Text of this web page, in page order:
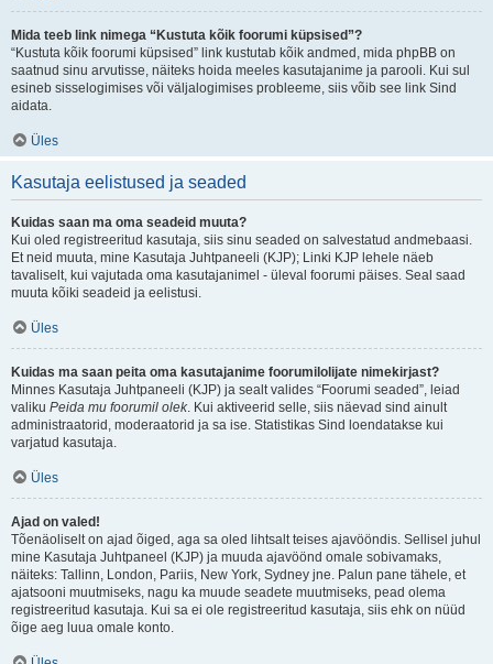
Mida teeb link nimega “Kustuta kõik foorumi küpsised”?
“Kustuta kõik foorumi küpsised” link kustutab kõik andmed, mida phpBB on
saatnud sinu arvutisse, näiteks hoida meeles kasutajanime ja parooli. Kui sul
esineb sisselogimises või väljalogimises probleeme, siis võib see link Sind
aidata.
Üles
Kasutaja eelistused ja seaded
Kuidas saan ma oma seadeid muuta?
Kui oled registreeritud kasutaja, siis sinu seaded on salvestatud andmebaasi.
Et neid muuta, mine Kasutaja Juhtpaneeli (KJP); Linki KJP lehele näeb
tavaliselt, kui vajutada oma kasutajanimel - üleval foorumi päises. Seal saad
muuta kõiki seadeid ja eelistusi.
Üles
Kuidas ma saan peita oma kasutajanime foorumilolijate nimekirjast?
Minnes Kasutaja Juhtpaneeli (KJP) ja sealt valides “Foorumi seaded”, leiad
valiku Peida mu foorumil olek. Kui aktiveerid selle, siis näevad sind ainult
administraatorid, moderaatorid ja sa ise. Statistikas Sind loendatakse kui
varjatud kasutaja.
Üles
Ajad on valed!
Tõenäoliselt on ajad õiged, aga sa oled lihtsalt teises ajavööndis. Sellisel juhul
mine Kasutaja Juhtpaneel (KJP) ja muuda ajavöönd omale sobivamaks,
näiteks: Tallinn, London, Pariis, New York, Sydney jne. Palun pane tähele, et
ajatsooni muutmiseks, nagu ka muude seadete muutmiseks, pead olema
registreeritud kasutaja. Kui sa ei ole registreeritud kasutaja, siis ehk on nüüd
õige aeg luua omale konto.